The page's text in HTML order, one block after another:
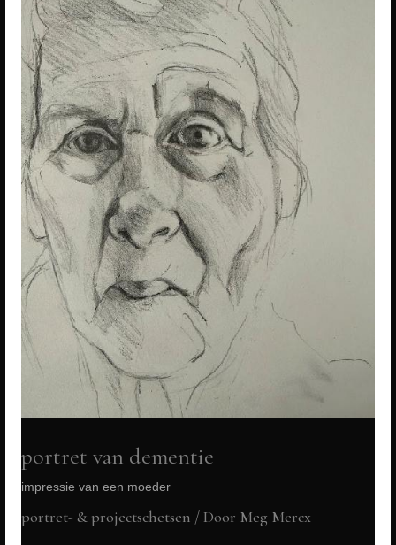
portret van dementie
impressie van een moeder
portret- & projectschetsen / Door Meg Mercx